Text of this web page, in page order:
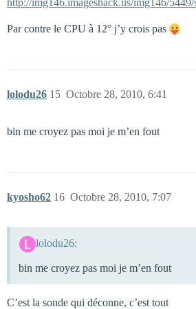
http://img146.imageshack.us/img146/5449/
Par contre le CPU à 12° j’y crois pas
lolodu26 Octobre 28, 2010, 6:41
15
bin me croyez pas moi je m’en fout
kyosho62 Octobre 28, 2010, 7:07
16
lolodu26:
bin me croyez pas moi je m’en fout
C’est la sonde qui déconne, c’est tout